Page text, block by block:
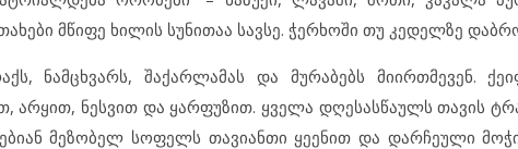
მწიფე ხილის სუნითაა სავსე. ჭერხოში თუ კედელზე
ნამცხვარს, შაქარლამას და მურაბებს მიირთმევენ.
არყით, ნესვით და ყარფუზით. ყველა დღესასწაულს თავის
მეზობელ სოფელს თავიანთი ყეენით და დარჩეული